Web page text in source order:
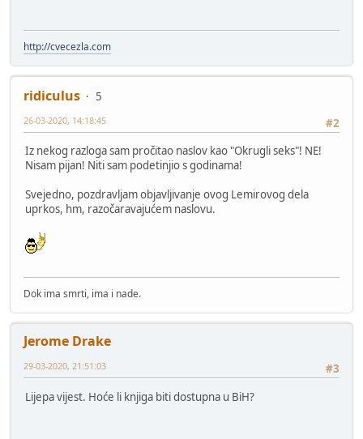
http://cvecezla.com
ridiculus
5
#2
26-03-2020, 14:18:45
Iz nekog razloga sam pročitao naslov kao "Okrugli seks"! NE!
Nisam pijan! Niti sam podetinjio s godinama!
Svejedno, pozdravljam objavljivanje ovog Lemirovog dela
uprkos, hm, razočaravajućem naslovu.
Dok ima smrti, ima i nade.
Jerome Drake
#3
29-03-2020, 21:51:03
Lijepa vijest. Hoće li knjiga biti dostupna u BiH?